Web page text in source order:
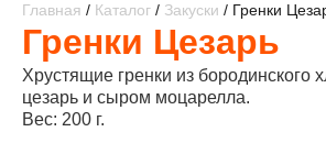
Главная / Каталог / Закуски / Гренки
Гренки Цезарь
Хрустящие гренки из бородинского
цезарь и сыром моцарелла.
Вес: 200 г.